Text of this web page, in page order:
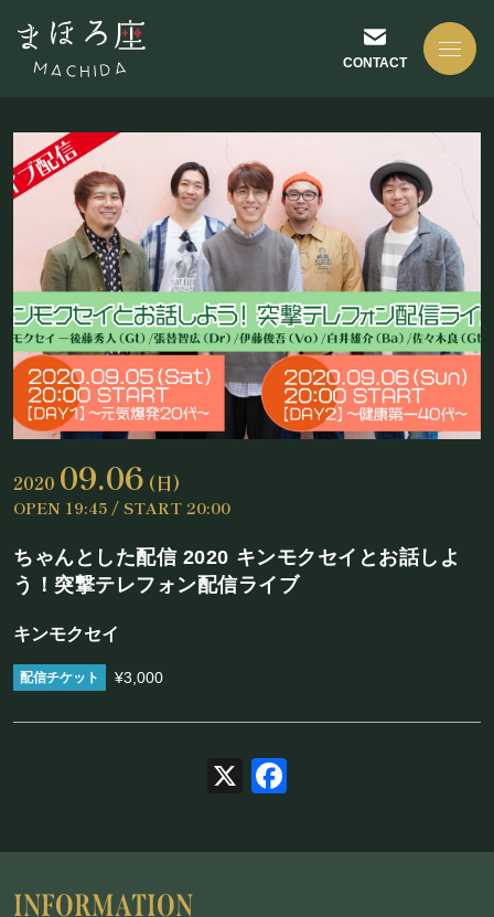
CONTACT
NEWS
お知らせ
ABOUT US
座長挨拶
機材リスト
SCHEDULE
2020 09.06 (日)
OPEN 19:45 / START 20:00
ちゃんとした配信 2020 キンモクセイとお話しよ
う！突撃テレフォン配信ライブ
キンモクセイ
¥3,000
X